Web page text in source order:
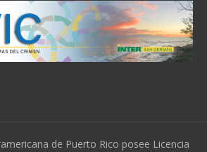
de Puerto Rico posee Licencia